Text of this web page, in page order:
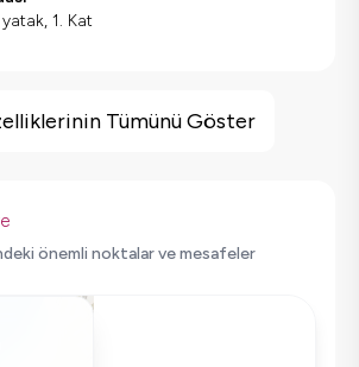
1. Kat
Tümünü Göster
önemli noktalar ve mesafeler